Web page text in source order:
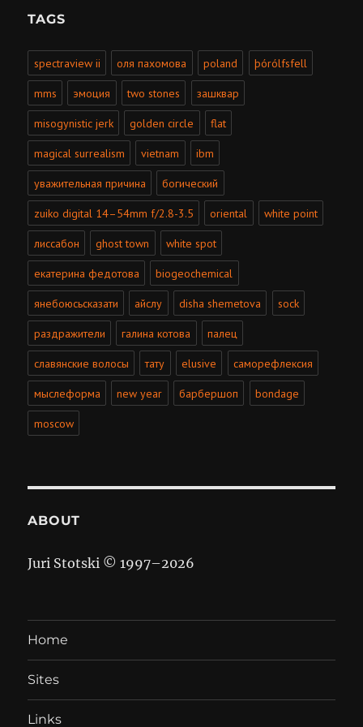
TAGS
spectraview ii оля пахомова poland þórólfsfell
mms эмоция two stones зашквар
misogynistic jerk golden circle flat
magical surrealism vietnam ibm
уважительная причина богический
zuiko digital 14–54mm f/2.8-3.5 oriental white point
лиссабон ghost town white spot
екатерина федотова biogeochemical
янебоюсьсказати айслу disha shemetova sock
раздражители галина котова палец
славянские волосы тату elusive саморефлексия
мыслеформа new year барбершоп bondage
moscow
ABOUT
Juri Stotski © 1997–2026
Home
Sites
Links